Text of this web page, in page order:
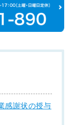
感謝状の授与